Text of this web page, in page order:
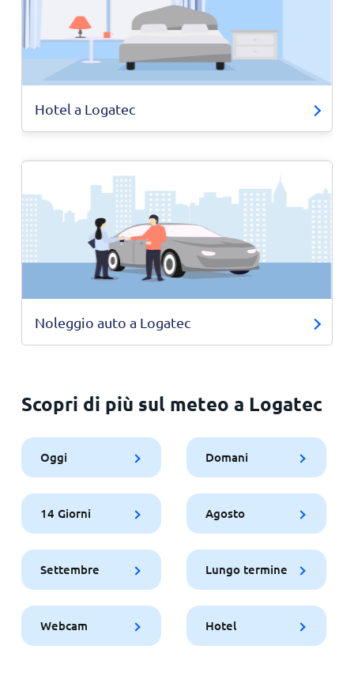
Hotel a Logatec
Noleggio auto a Logatec
Scopri di più sul meteo a Logatec
Oggi Domani
14 Giorni Agosto
Settembre Lungo termine
Webcam Hotel